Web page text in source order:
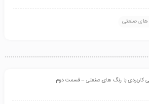
صنعتی
کاربردی با رنگ های صنعتی – قسمت دوم